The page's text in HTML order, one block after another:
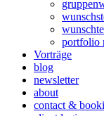
portfolio
Vorträge
blog
newsletter
about
contact &